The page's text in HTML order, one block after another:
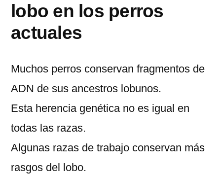
lobo en los perros
actuales
Muchos perros conservan fragmentos de
ADN de sus ancestros lobunos.
Esta herencia genética no es igual en
todas las razas.
Algunas razas de trabajo conservan más
rasgos del lobo.